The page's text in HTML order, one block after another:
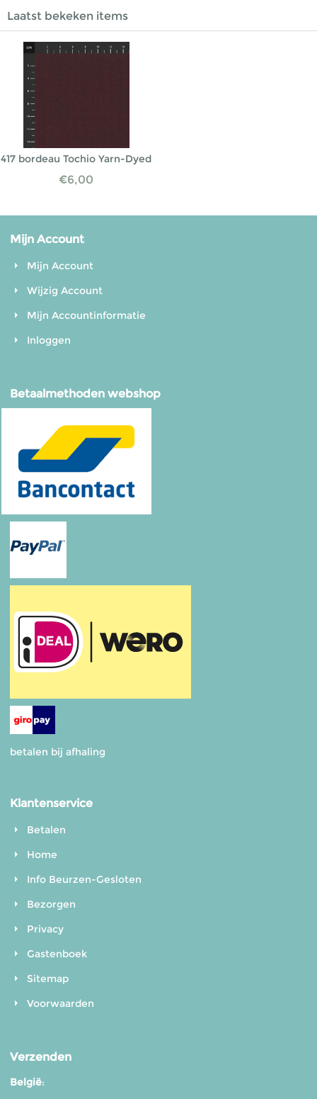
Laatst bekeken items
417 bordeau Tochio Yarn-Dyed
€6,00
Mijn Account
Mijn Account
Wijzig Account
Mijn Accountinformatie
Inloggen
Betaalmethoden webshop
betalen bij afhaling
Klantenservice
Betalen
Home
Info Beurzen-Gesloten
Bezorgen
Privacy
Gastenboek
Sitemap
Voorwaarden
Verzenden
België: